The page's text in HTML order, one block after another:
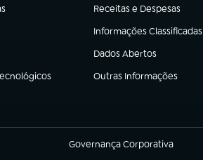
Receitas e Despesas
(abre em nova aba)
Informações Classificadas
(abre em nova aba)
Dados Abertos
(abre em nova aba)
Outras Informações
(abre em nova aba)
Governança Corporativa
(abre em nova aba)